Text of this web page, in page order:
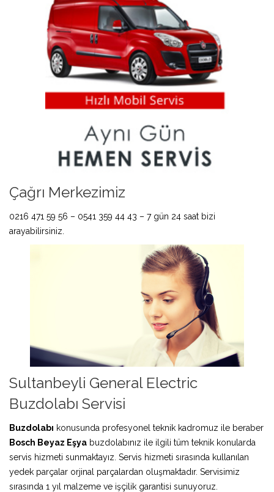
Çağrı Merkezimiz
0216 471 59 56 – 0541 359 44 43 – 7 gün 24 saat bizi
arayabilirsiniz.
Sultanbeyli General Electric
Buzdolabı Servisi
Buzdolabı konusunda profesyonel teknik kadromuz ile beraber
Bosch Beyaz Eşya buzdolabınız ile ilgili tüm teknik konularda
servis hizmeti sunmaktayız. Servis hizmeti sırasında kullanılan
yedek parçalar orjinal parçalardan oluşmaktadır. Servisimiz
sırasında 1 yıl malzeme ve işçilik garantisi sunuyoruz.